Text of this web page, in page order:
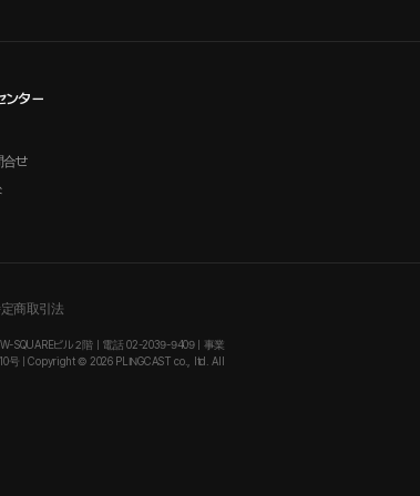
ンター
合せ
商取引法
SQUAREビル２階 | 電話 02-2039-9409 | 事業
号 | Copyright © 2026 PLINGCAST co., ltd. All